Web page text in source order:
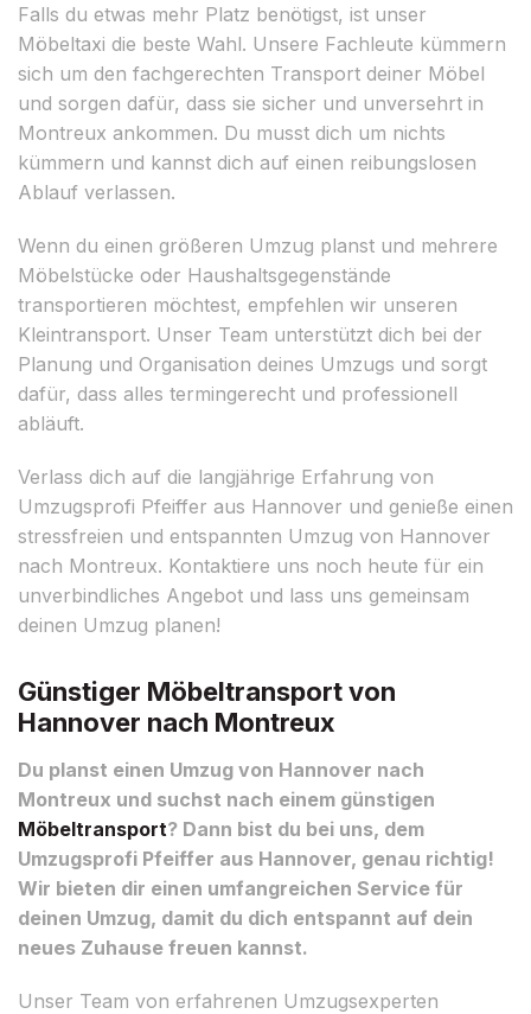
Falls du etwas mehr Platz benötigst, ist unser
Möbeltaxi die beste Wahl. Unsere Fachleute kümmern
sich um den fachgerechten Transport deiner Möbel
und sorgen dafür, dass sie sicher und unversehrt in
Montreux ankommen. Du musst dich um nichts
kümmern und kannst dich auf einen reibungslosen
Ablauf verlassen.
Wenn du einen größeren Umzug planst und mehrere
Möbelstücke oder Haushaltsgegenstände
transportieren möchtest, empfehlen wir unseren
Kleintransport. Unser Team unterstützt dich bei der
Planung und Organisation deines Umzugs und sorgt
dafür, dass alles termingerecht und professionell
abläuft.
Verlass dich auf die langjährige Erfahrung von
Umzugsprofi Pfeiffer aus Hannover und genieße einen
stressfreien und entspannten Umzug von Hannover
nach Montreux. Kontaktiere uns noch heute für ein
unverbindliches Angebot und lass uns gemeinsam
deinen Umzug planen!
Günstiger Möbeltransport von
Hannover nach Montreux
Du planst einen Umzug von Hannover nach
Montreux und suchst nach einem günstigen
Möbeltransport? Dann bist du bei uns, dem
Umzugsprofi Pfeiffer aus Hannover, genau richtig!
Wir bieten dir einen umfangreichen Service für
deinen Umzug, damit du dich entspannt auf dein
neues Zuhause freuen kannst.
Unser Team von erfahrenen Umzugsexperten